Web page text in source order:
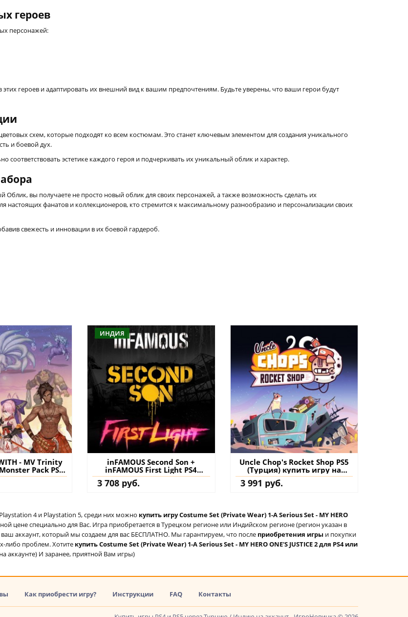
героев
персонажей:
героев и адаптировать их внешний вид к вашим предпочтениям. Будьте уверены, что ваши герои будут
схем, которые подходят ко всем костюмам. Это станет ключевым элементом для создания уникального
и боевой дух.
эстетике каждого героя и подчеркивать их уникальный облик и характер.
вы получаете не просто новый облик для своих персонажей, а также возможность сделать их
фанатов и коллекционеров, кто стремится к максимальному разнообразию и персонализации своих
свежесть и инновации в их боевой гардероб.
- MV Trinity
Pack PS4
купить
на аккаунт
ИНДИЯ
inFAMOUS Second Son +
inFAMOUS First Light PS4
(Индия) купить игру на
аккаунт
3 708 руб.
Uncle Chop's Rocket Shop PS5
(Турция) купить игру на
аккаунт
3 991 руб.
4 и Playstation 5, среди них можно купить игру Costume Set (Private Wear) 1-A Serious Set - MY HERO
цене специально для Вас. Игра приобретается в Турецком регионе или Индийском регионе (регион указан в
аккаунт, который мы создаем для вас БЕСПЛАТНО. Мы гарантируем, что после приобретения игры и покупки
либо проблем. Хотите купить Costume Set (Private Wear) 1-A Serious Set - MY HERO ONE'S JUSTICE 2 для PS4 или
аккаунте) И заранее, приятной Вам игры)
Как приобрести игру? Инструкции FAQ Контакты